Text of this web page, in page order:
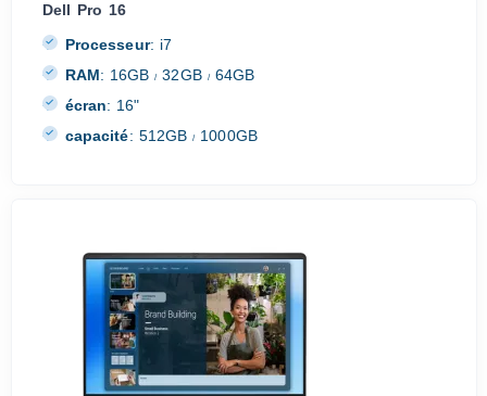
Dell Pro 16
Processeur: i7
RAM: 16GB/ 32GB /64GB
écran: 16"
capacité: 512GB/ 1000GB